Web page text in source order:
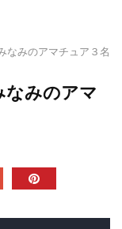
なみのアマチュア３名
なみのアマ